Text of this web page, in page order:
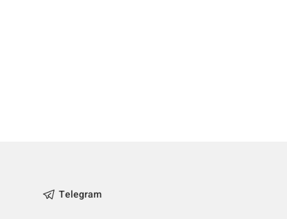
Telegram